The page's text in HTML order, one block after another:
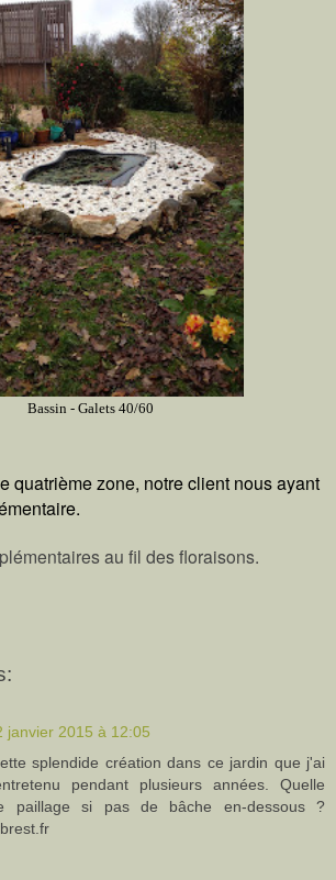
Bassin - Galets 40/60
quatrième zone, notre client nous ayant
au fil des floraisons.
janvier 2015 à 12:05
splendide création dans ce jardin que j'ai
pendant plusieurs années. Quelle
paillage si pas de bâche en-dessous ?